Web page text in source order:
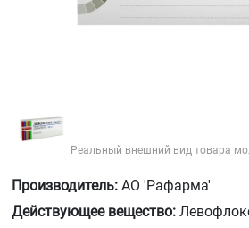
Реальный внешний вид товара
Производитель: АО 'Рафарма'
Действующее вещество: